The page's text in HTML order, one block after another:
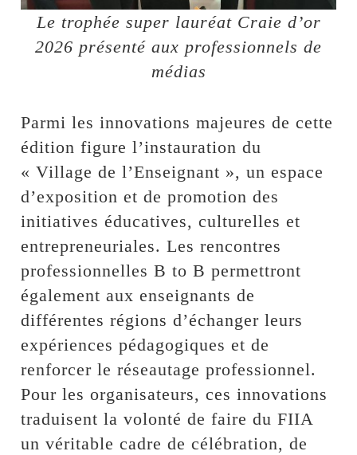
Le trophée super lauréat Craie d’or
2026 présenté aux professionnels de
médias
Parmi les innovations majeures de cette
édition figure l’instauration du
« Village de l’Enseignant », un espace
d’exposition et de promotion des
initiatives éducatives, culturelles et
entrepreneuriales. Les rencontres
professionnelles B to B permettront
également aux enseignants de
différentes régions d’échanger leurs
expériences pédagogiques et de
renforcer le réseautage professionnel.
Pour les organisateurs, ces innovations
traduisent la volonté de faire du FIIA
un véritable cadre de célébration, de